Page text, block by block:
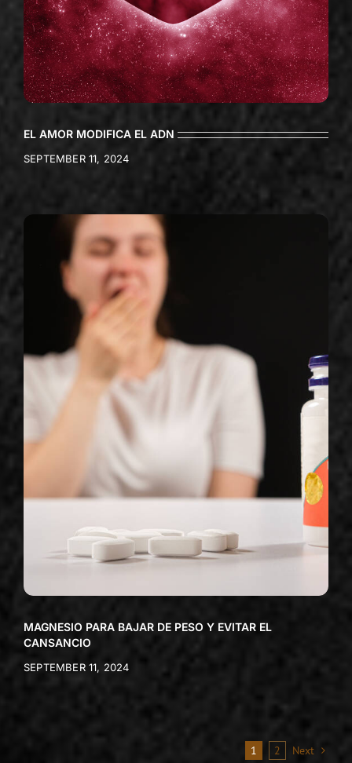
EL AMOR MODIFICA EL ADN
SEPTEMBER 11, 2024
MAGNESIO PARA BAJAR DE PESO Y EVITAR EL
CANSANCIO
SEPTEMBER 11, 2024
1 2 Next